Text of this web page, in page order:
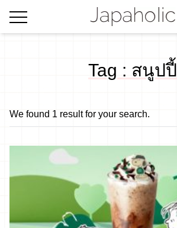
Tag : สนูปปี้
We found 1 result for your search.